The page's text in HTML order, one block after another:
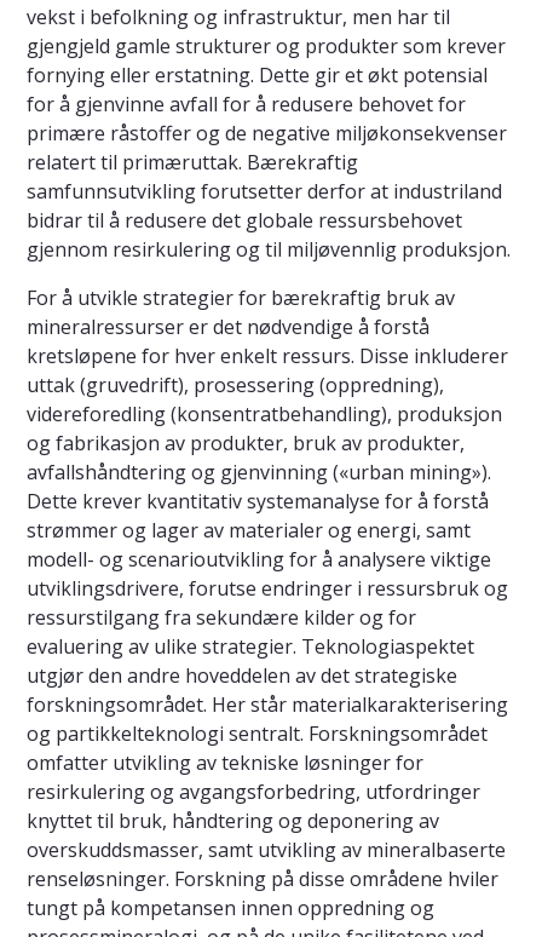
vekst i befolkning og infrastruktur, men har til
gjengjeld gamle strukturer og produkter som krever
fornying eller erstatning. Dette gir et økt potensial
for å gjenvinne avfall for å redusere behovet for
primære råstoffer og de negative miljøkonsekvenser
relatert til primæruttak. Bærekraftig
samfunnsutvikling forutsetter derfor at industriland
bidrar til å redusere det globale ressursbehovet
gjennom resirkulering og til miljøvennlig produksjon.
For å utvikle strategier for bærekraftig bruk av
mineralressurser er det nødvendige å forstå
kretsløpene for hver enkelt ressurs. Disse inkluderer
uttak (gruvedrift), prosessering (oppredning),
videreforedling (konsentratbehandling), produksjon
og fabrikasjon av produkter, bruk av produkter,
avfallshåndtering og gjenvinning («urban mining»).
Dette krever kvantitativ systemanalyse for å forstå
strømmer og lager av materialer og energi, samt
modell- og scenarioutvikling for å analysere viktige
utviklingsdrivere, forutse endringer i ressursbruk og
ressurstilgang fra sekundære kilder og for
evaluering av ulike strategier. Teknologiaspektet
utgjør den andre hoveddelen av det strategiske
forskningsområdet. Her står materialkarakterisering
og partikkelteknologi sentralt. Forskningsområdet
omfatter utvikling av tekniske løsninger for
resirkulering og avgangsforbedring, utfordringer
knyttet til bruk, håndtering og deponering av
overskuddsmasser, samt utvikling av mineralbaserte
renseløsninger. Forskning på disse områdene hviler
tungt på kompetansen innen oppredning og